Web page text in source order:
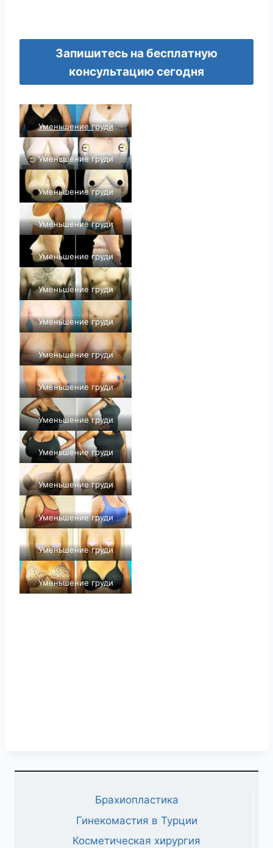
Запишитесь на бесплатную
консультацию сегодня
Уменьшение груди
Уменьшение груди
Уменьшение груди
Уменьшение груди
Уменьшение груди
Уменьшение груди
Уменьшение груди
Уменьшение груди
Уменьшение груди
Уменьшение груди
Уменьшение груди
Уменьшение груди
Уменьшение груди
Уменьшение груди
Уменьшение груди
Брахиопластика
Гинекомастия в Турции
Косметическая хирургия